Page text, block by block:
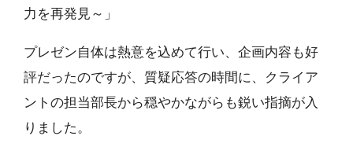
力を再発見～」
プレゼン自体は熱意を込めて行い、企画内容も好
評だったのですが、質疑応答の時間に、クライア
ントの担当部長から穏やかながらも鋭い指摘が入
りました。